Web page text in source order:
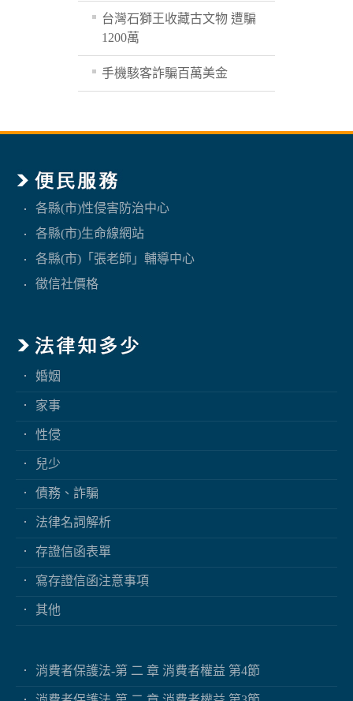
台灣石獅王收藏古文物 遭騙
1200萬
手機駭客詐騙百萬美金
各縣(市)性侵害防治中心
各縣(市)生命線網站
各縣(市)「張老師」輔導中心
徵信社價格
婚姻
家事
性侵
兒少
債務、詐騙
法律名詞解析
存證信函表單
寫存證信函注意事項
其他
消費者保護法-第 二 章 消費者權益 第4節